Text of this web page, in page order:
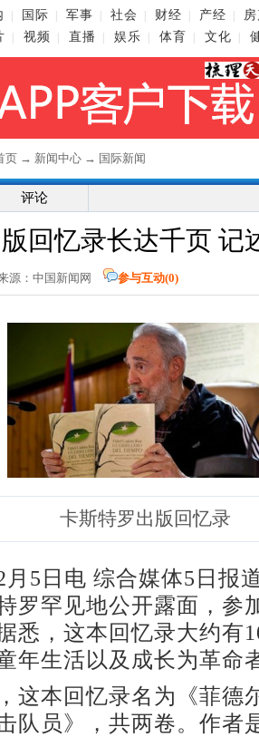
国际 军事 社会 财经 产经
视频 直播 娱乐 体育 文化
页 → 新闻中心 → 国际新闻
评论
回忆录长达千页 记
源：中国新闻网 参与互动(0)
卡斯特罗出版回忆录
日电 综合媒体5日报
罗罕见地公开露面，参
悉，这本回忆录大约有
年生活以及成长为革命
本回忆录名为《菲德尔
队员》，共两卷。作者